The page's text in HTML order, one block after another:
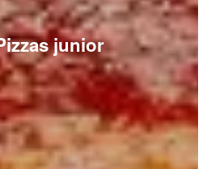
junior